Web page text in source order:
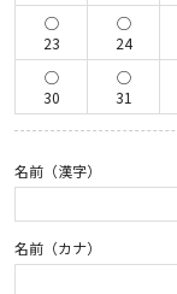
23 24
30 31
名前（漢字）
名前（カナ）